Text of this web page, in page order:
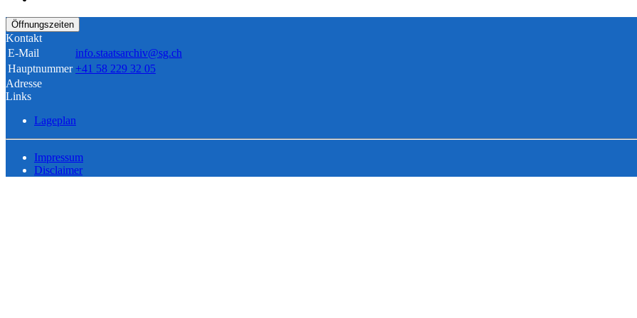
Öffnungszeiten
Kontakt
E-Mail
info.staatsarchiv@sg.ch
Hauptnummer +41 58 229 32 05
Adresse
Links
Lageplan
Impressum
Disclaimer